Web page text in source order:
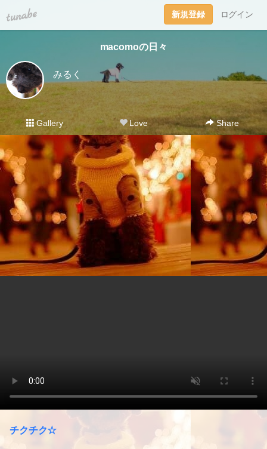
tuna.be 新規登録 ログイン
macomoの日々
みるく
Gallery Love Share
チクチク☆